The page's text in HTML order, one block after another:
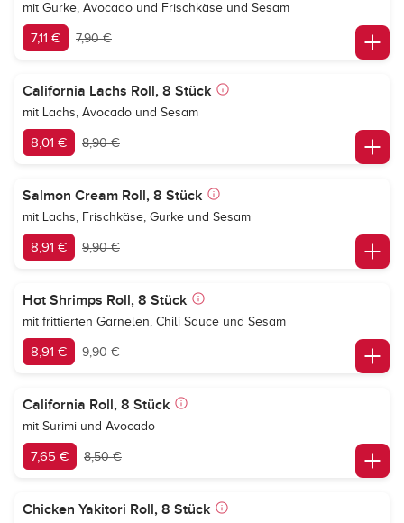
mit Gurke, Avocado und Frischkäse und Sesam
7,11 € 7,90 €
California Lachs Roll, 8 Stück
mit Lachs, Avocado und Sesam
8,01 € 8,90 €
Salmon Cream Roll, 8 Stück
mit Lachs, Frischkäse, Gurke und Sesam
8,91 € 9,90 €
Hot Shrimps Roll, 8 Stück
mit frittierten Garnelen, Chili Sauce und Sesam
8,91 € 9,90 €
California Roll, 8 Stück
mit Surimi und Avocado
7,65 € 8,50 €
Chicken Yakitori Roll, 8 Stück